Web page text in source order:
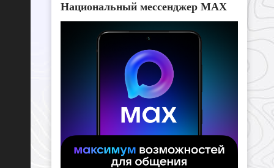
Национальный мессенджер MAX